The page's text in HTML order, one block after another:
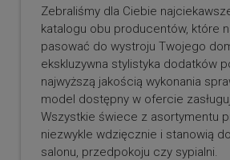
Zebraliśmy dla Ciebie
katalogu obu producentów, które
pasować do wystroju Twojego
ekskluzywna stylistyka dodatków
najwyższą jakością wykonania
model dostępny w ofercie
Wszystkie świece z asortymentu
niezwykle wdzięcznie i stanowią
salonu, przedpokoju czy sypialni.